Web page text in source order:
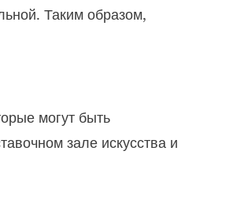
Таким образом,
могут быть
зале искусства и